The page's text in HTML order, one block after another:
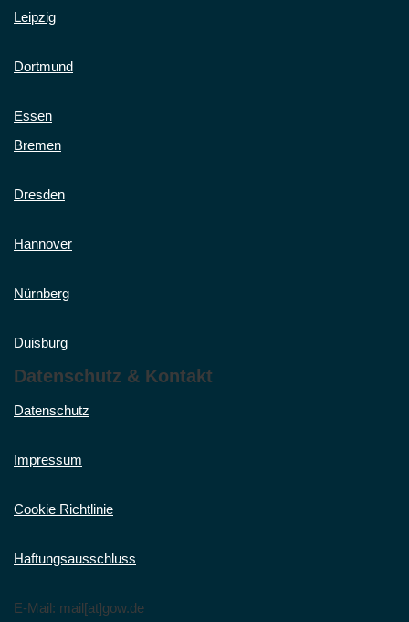
Leipzig
Dortmund
Essen
Bremen
Dresden
Hannover
Nürnberg
Duisburg
Datenschutz & Kontakt
Datenschutz
Impressum
Cookie Richtlinie
Haftungsausschluss
E-Mail: mail[at]gow.de